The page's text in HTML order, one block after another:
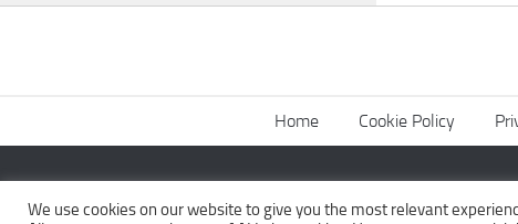
Home Cookie Policy
We use cookies on our website to give you the most relevant